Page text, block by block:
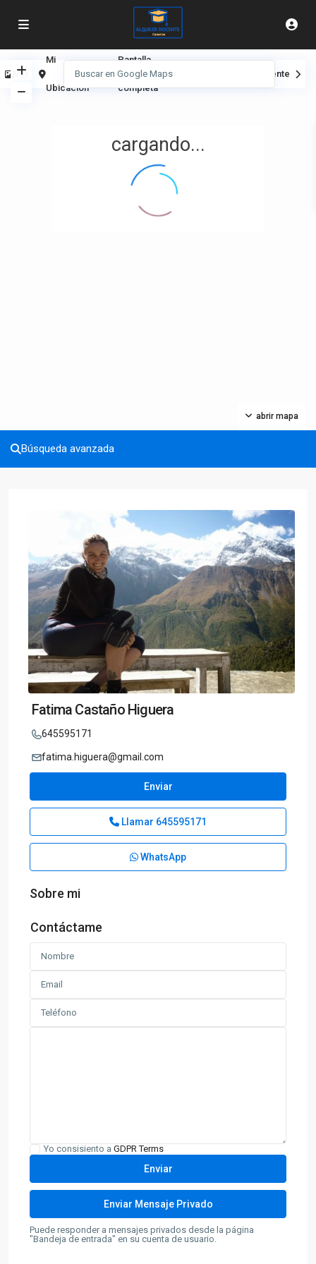
cargando...
abrir mapa
Ver
Mi
Ubicación
Pantalla
completa
Siguiente
Búsqueda avanzada
Fatima Castaño Higuera
645595171
fatima.higuera@gmail.com
Enviar
Llamar 645595171
WhatsApp
Sobre mi
Contáctame
Yo consisiento a GDPR Terms
Puede responder a mensajes privados desde la página
"Bandeja de entrada" en su cuenta de usuario.